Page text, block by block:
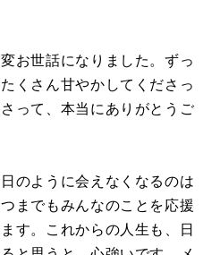
お世話になりました。ずっ
くさん甘やかしてくださっ
って、本当にありがとうご
のように会えなくなるのは
までもみんなのことを応援
す。これからの人生も、日